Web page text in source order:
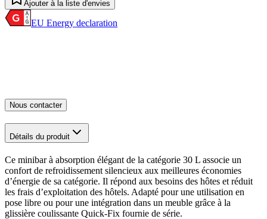
Ajouter à la liste d'envies
EU Energy declaration
Nous contacter
Détails du produit
Ce minibar à absorption élégant de la catégorie 30 L associe un
confort de refroidissement silencieux aux meilleures économies
d’énergie de sa catégorie. Il répond aux besoins des hôtes et réduit
les frais d’exploitation des hôtels. Adapté pour une utilisation en
pose libre ou pour une intégration dans un meuble grâce à la
glissière coulissante Quick-Fix fournie de série.